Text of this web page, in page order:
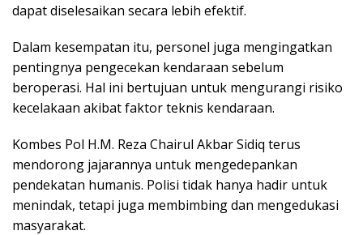
dapat diselesaikan secara lebih efektif.
Dalam kesempatan itu, personel juga mengingatkan
pentingnya pengecekan kendaraan sebelum
beroperasi. Hal ini bertujuan untuk mengurangi risiko
kecelakaan akibat faktor teknis kendaraan.
Kombes Pol H.M. Reza Chairul Akbar Sidiq terus
mendorong jajarannya untuk mengedepankan
pendekatan humanis. Polisi tidak hanya hadir untuk
menindak, tetapi juga membimbing dan mengedukasi
masyarakat.